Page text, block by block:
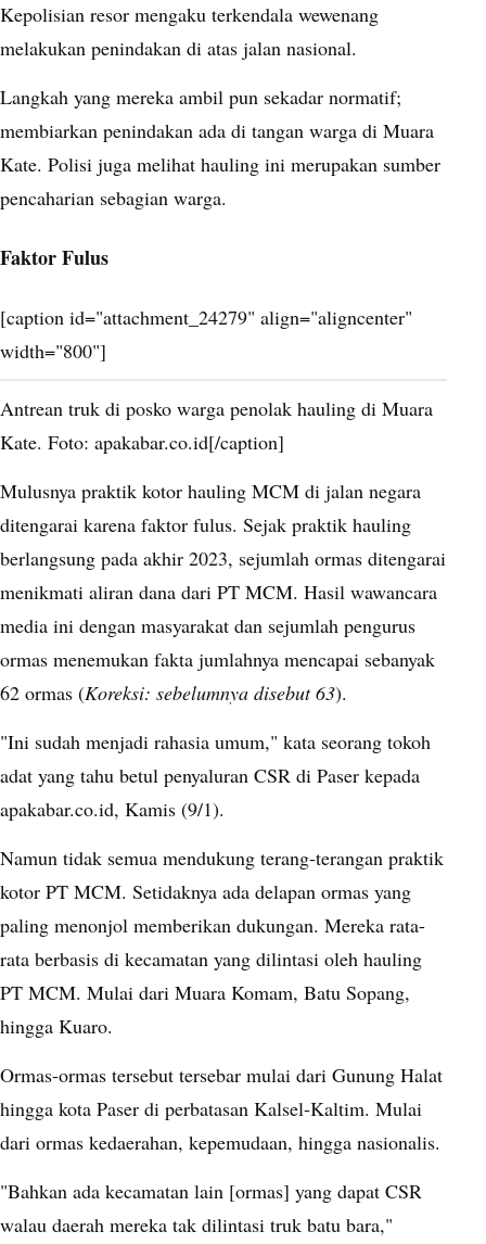
Kepolisian resor mengaku terkendala wewenang
melakukan penindakan di atas jalan nasional.
Langkah yang mereka ambil pun sekadar normatif;
membiarkan penindakan ada di tangan warga di Muara
Kate. Polisi juga melihat hauling ini merupakan sumber
pencaharian sebagian warga.
Faktor Fulus
[caption id="attachment_24279" align="aligncenter"
width="800"]
Antrean truk di posko warga penolak hauling di Muara
Kate. Foto: apakabar.co.id[/caption]
Mulusnya praktik kotor hauling MCM di jalan negara
ditengarai karena faktor fulus. Sejak praktik hauling
berlangsung pada akhir 2023, sejumlah ormas ditengarai
menikmati aliran dana dari PT MCM. Hasil wawancara
media ini dengan masyarakat dan sejumlah pengurus
ormas menemukan fakta jumlahnya mencapai sebanyak
62 ormas (Koreksi: sebelumnya disebut 63).
"Ini sudah menjadi rahasia umum," kata seorang tokoh
adat yang tahu betul penyaluran CSR di Paser kepada
apakabar.co.id, Kamis (9/1).
Namun tidak semua mendukung terang-terangan praktik
kotor PT MCM. Setidaknya ada delapan ormas yang
paling menonjol memberikan dukungan. Mereka rata-
rata berbasis di kecamatan yang dilintasi oleh hauling
PT MCM. Mulai dari Muara Komam, Batu Sopang,
hingga Kuaro.
Ormas-ormas tersebut tersebar mulai dari Gunung Halat
hingga kota Paser di perbatasan Kalsel-Kaltim. Mulai
dari ormas kedaerahan, kepemudaan, hingga nasionalis.
"Bahkan ada kecamatan lain [ormas] yang dapat CSR
walau daerah mereka tak dilintasi truk batu bara,"